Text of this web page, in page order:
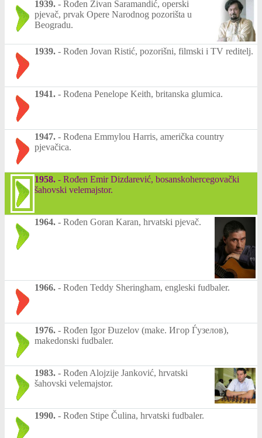
1939. - Rođen Živan Saramandić, operski
pjevač, prvak Opere Narodnog pozorišta u
Beogradu.
1939. - Rođen Jovan Ristić, pozorišni, filmski i TV reditelj.
1941. - Rođena Penelope Keith, britanska glumica.
1947. - Rođena Emmylou Harris, američka country
pjevačica.
1958. - Rođen Emir Dizdarević, bosanskohercegovački
šahovski velemajstor.
1964. - Rođen Goran Karan, hrvatski pjevač.
1966. - Rođen Teddy Sheringham, engleski fudbaler.
1976. - Rođen Igor Đuzelov (make. Игор Ѓузелов),
makedonski fudbaler.
1983. - Rođen Alojzije Janković, hrvatski
šahovski velemajstor.
1990. - Rođen Stipe Čulina, hrvatski fudbaler.